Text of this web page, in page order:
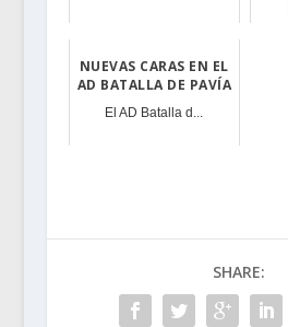
NUEVAS CARAS EN EL
AD BATALLA DE PAVÍA
El AD Batalla d...
SHARE: